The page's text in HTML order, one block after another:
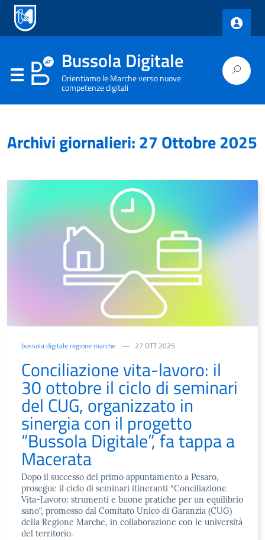
Bussola Digitale
Orientiamo le Marche verso nuove
competenze digitali
Archivi giornalieri: 27 Ottobre 2025
bussola digitale regione marche 27 OTT 2025
Conciliazione vita-lavoro: il
30 ottobre il ciclo di seminari
del CUG, organizzato in
sinergia con il progetto
“Bussola Digitale”, fa tappa a
Macerata
Dopo il successo del primo appuntamento a Pesaro,
prosegue il ciclo di seminari itineranti “Conciliazione
Vita-Lavoro: strumenti e buone pratiche per un equilibrio
sano”, promosso dal Comitato Unico di Garanzia (CUG)
della Regione Marche, in collaborazione con le università
del territorio.